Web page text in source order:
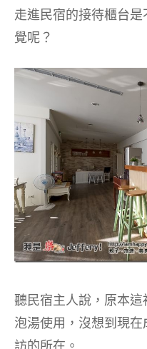
走進民宿的接待櫃台
覺呢？
聽民宿主人說，原本
泡湯使用，沒想到現
訪的所在。